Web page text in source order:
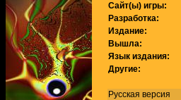
Сайт(ы) игры:
Разработка:
Издание:
Вышла:
Язык издания:
Другие:
Русская версия